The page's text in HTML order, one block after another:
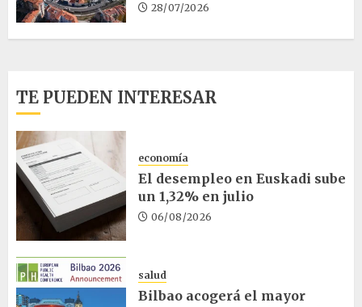
28/07/2026
TE PUEDEN INTERESAR
economía
El desempleo en Euskadi sube
un 1,32% en julio
06/08/2026
salud
Bilbao acogerá el mayor